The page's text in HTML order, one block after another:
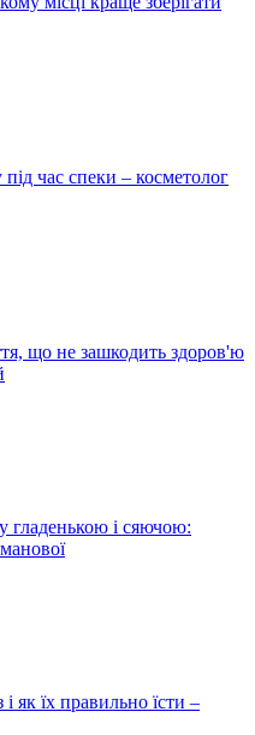
час спеки – косметолог
що не зашкодить здоров'ю
гладенькою і сяючою:
як їх правильно їсти –